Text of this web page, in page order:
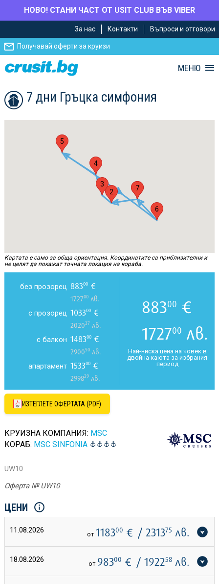
НОВО! СТАНИ ЧАСТ ОТ USIT CLUB ВЪВ VIBER
главното
съдържание
Навигацията
За нас Контакти Въпроси и отговори
Получавай оферти за круизи
МЕНЮ
7 дни Гръцка симфония
1
2
3
4
5
6
7
Картата е само за обща ориентация. Координатите са приблизителни и
не целят да покажат точната локация на кораба.
без прозорец 88300€
172700лв.
с прозорец 103300€
202037 лв.
с балкон 148300€
290050лв.
апартамент 153300€
299829лв.
88300 €
172700 лв.
Най-ниска цена на човек в
двойна каюта за избрания
период
ИЗТЕГЛЕТЕ ОФЕРТАТА (PDF)
КРУИЗНА КОМПАНИЯ: MSC
КОРАБ: MSC SINFONIA
UW10
Оферта № UW10
ЦЕНИ
11.08.2026 от 118300 € / 231375 лв.
18.08.2026 от 98300 € / 192258лв.